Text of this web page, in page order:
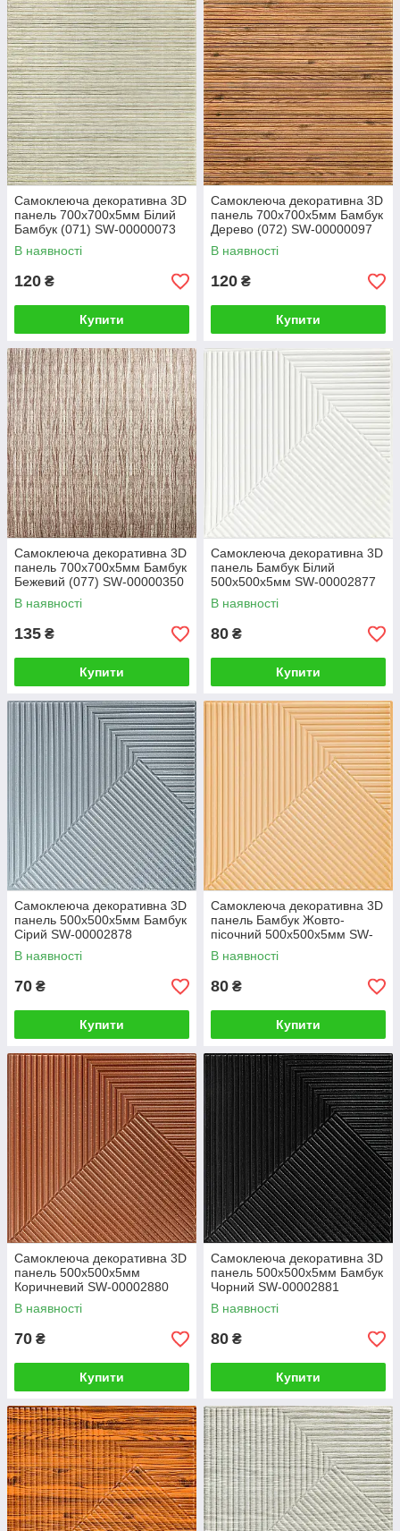
Самоклеюча декоративна 3D
панель 700x700x5мм Білий
Бамбук (071) SW-00000073
В наявності
120 ₴
Купити
Самоклеюча декоративна 3D
панель 700x700x5мм Бамбук
Дерево (072) SW-00000097
В наявності
120 ₴
Купити
Самоклеюча декоративна 3D
панель 700х700х5мм Бамбук
Бежевий (077) SW-00000350
В наявності
135 ₴
Купити
Самоклеюча декоративна 3D
панель Бамбук Білий
500х500х5мм SW-00002877
В наявності
80 ₴
Купити
Самоклеюча декоративна 3D
панель 500х500х5мм Бамбук
Сірий SW-00002878
В наявності
70 ₴
Купити
Самоклеюча декоративна 3D
панель Бамбук Жовто-
пісочний 500х500х5мм SW-
00002879
В наявності
80 ₴
Купити
Самоклеюча декоративна 3D
панель 500х500х5мм
Коричневий SW-00002880
В наявності
70 ₴
Купити
Самоклеюча декоративна 3D
панель 500х500х5мм Бамбук
Чорний SW-00002881
В наявності
80 ₴
Купити